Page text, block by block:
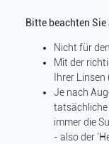
Bitte beachten Sie
Nicht für
Mit der
Ihrer
Je nach
immer die
- also der